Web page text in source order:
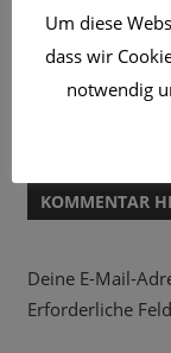
ARBEIT HOME
HomeOffice –
KOMMENTAR
Deine E-Mail-
Erforderliche
Um diese
dass wir
notwendig